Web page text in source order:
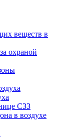
веществ в
охраной
СЗЗ
в воздухе